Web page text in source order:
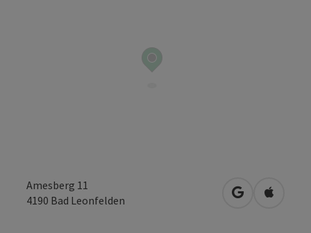
Amesberg 11
4190 Bad Leonfelden in Google
in